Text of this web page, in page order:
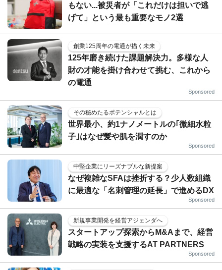
もない...被災者が「これだけは担いで逃
げて」という最も重要なモノ2選
創業125周年の電通が描く未来
125年磨き続けた課題解決力。多様な人
財の才能を掛け合わせて挑む、これから
の電通
Sponsored
その秘めたるポテンシャルとは
世界最小、約1ナノメートルの｢微細水粒
子｣はなぜ髪や肌を潤すのか
Sponsored
中堅企業にリーズナブルな新提案
なぜ複雑なSFAは挫折する？少人数組織
に最適な「名刺管理の延長」で進めるDX
Sponsored
新規事業開発を経営アジェンダへ
スタートアップ探索からM&Aまで、経営
戦略の実装を支援するAT PARTNERS
Sponsored